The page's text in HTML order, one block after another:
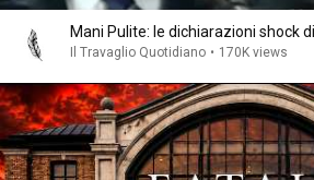
Mani Pulite: le dichiarazioni shock
Il Travaglio Quotidiano • 170K views